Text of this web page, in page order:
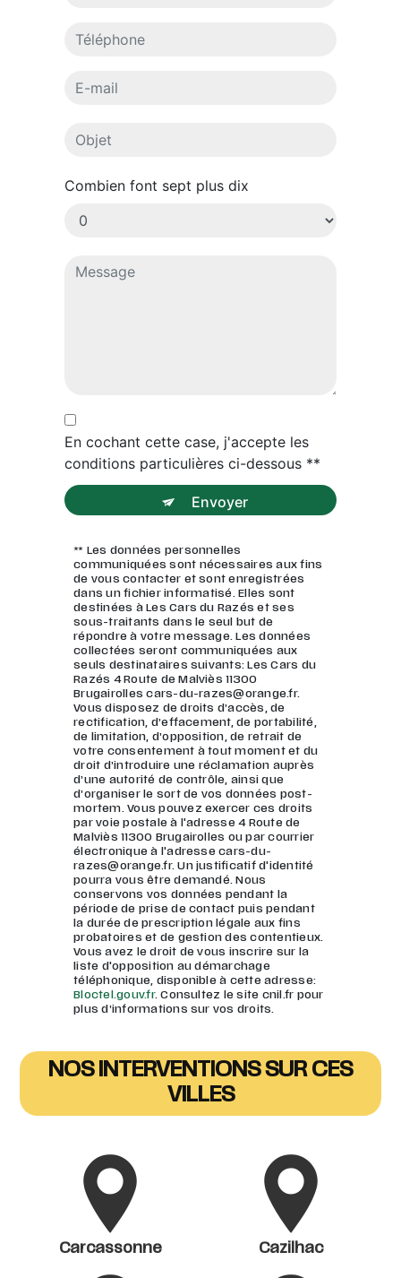
Combien font sept plus dix
En cochant cette case, j'accepte les
conditions particulières ci-dessous **
Envoyer
** Les données personnelles
communiquées sont nécessaires aux fins
de vous contacter et sont enregistrées
dans un fichier informatisé. Elles sont
destinées à Les Cars du Razés et ses
sous-traitants dans le seul but de
répondre à votre message. Les données
collectées seront communiquées aux
seuls destinataires suivants: Les Cars du
Razés 4 Route de Malviès 11300
Brugairolles cars-du-razes@orange.fr.
Vous disposez de droits d’accès, de
rectification, d’effacement, de portabilité,
de limitation, d’opposition, de retrait de
votre consentement à tout moment et du
droit d’introduire une réclamation auprès
d’une autorité de contrôle, ainsi que
d’organiser le sort de vos données post-
mortem. Vous pouvez exercer ces droits
par voie postale à l'adresse 4 Route de
Malviès 11300 Brugairolles ou par courrier
électronique à l'adresse cars-du-
razes@orange.fr. Un justificatif d'identité
pourra vous être demandé. Nous
conservons vos données pendant la
période de prise de contact puis pendant
la durée de prescription légale aux fins
probatoires et de gestion des contentieux.
Vous avez le droit de vous inscrire sur la
liste d'opposition au démarchage
téléphonique, disponible à cette adresse:
Bloctel.gouv.fr. Consultez le site cnil.fr pour
plus d’informations sur vos droits.
NOS INTERVENTIONS SUR CES
VILLES
Carcassonne Cazilhac